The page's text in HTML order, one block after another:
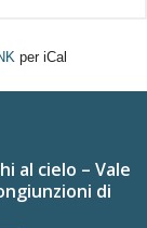
per iCal
al cielo – Vale
di